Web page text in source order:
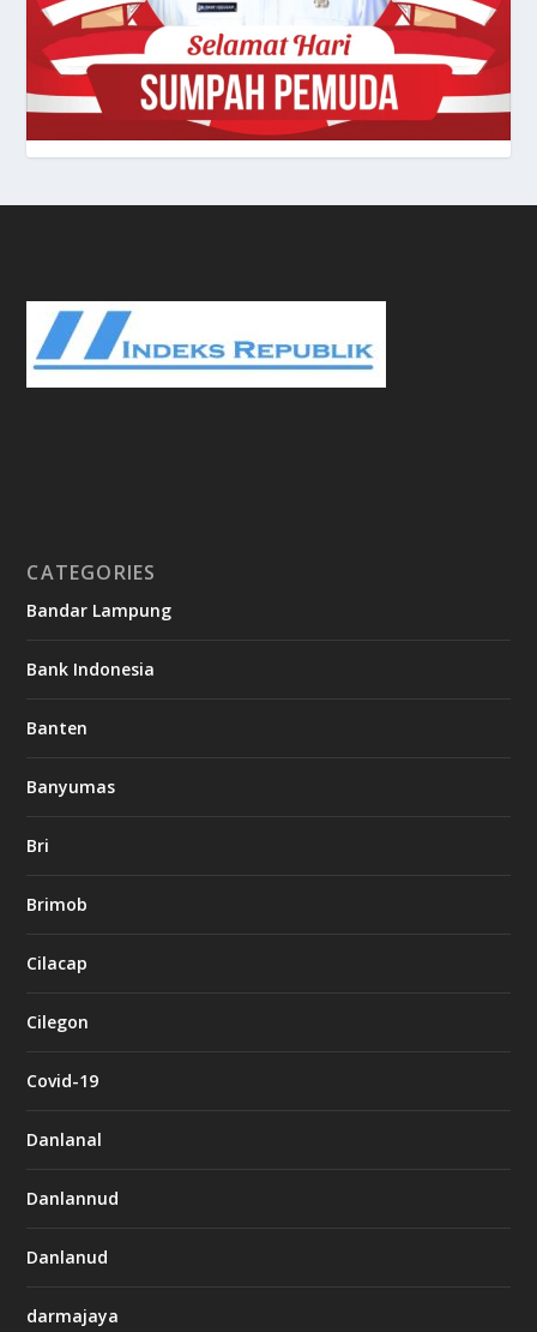
CATEGORIES
Bandar Lampung
Bank Indonesia
Banten
Banyumas
Bri
Brimob
Cilacap
Cilegon
Covid-19
Danlanal
Danlannud
Danlanud
darmajaya